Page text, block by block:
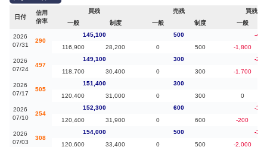
日付
信用
倍率
買残 売残
買残（
一般
制度 一般 制度 一般
2026
07/31
290
145,100 500
-
116,900
28,200 0 500 -1,800
2026
07/24
497
149,100 300
-
118,700
30,400 0 300 -1,700
2026
07/17
505
151,400 300
120,400
31,000 0 300 0
2026
07/10
254
152,300 600
-
120,400
31,900 0 600 -200
2026
07/03
308
154,000 500
-
120,600
33,400 0 500 -2,000